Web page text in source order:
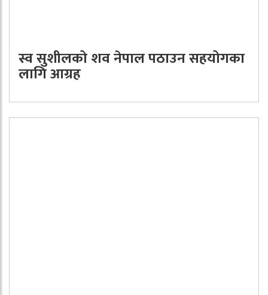
स्व सुशीलको शव नेपाल पठाउन सहयोगका
लागि आग्रह